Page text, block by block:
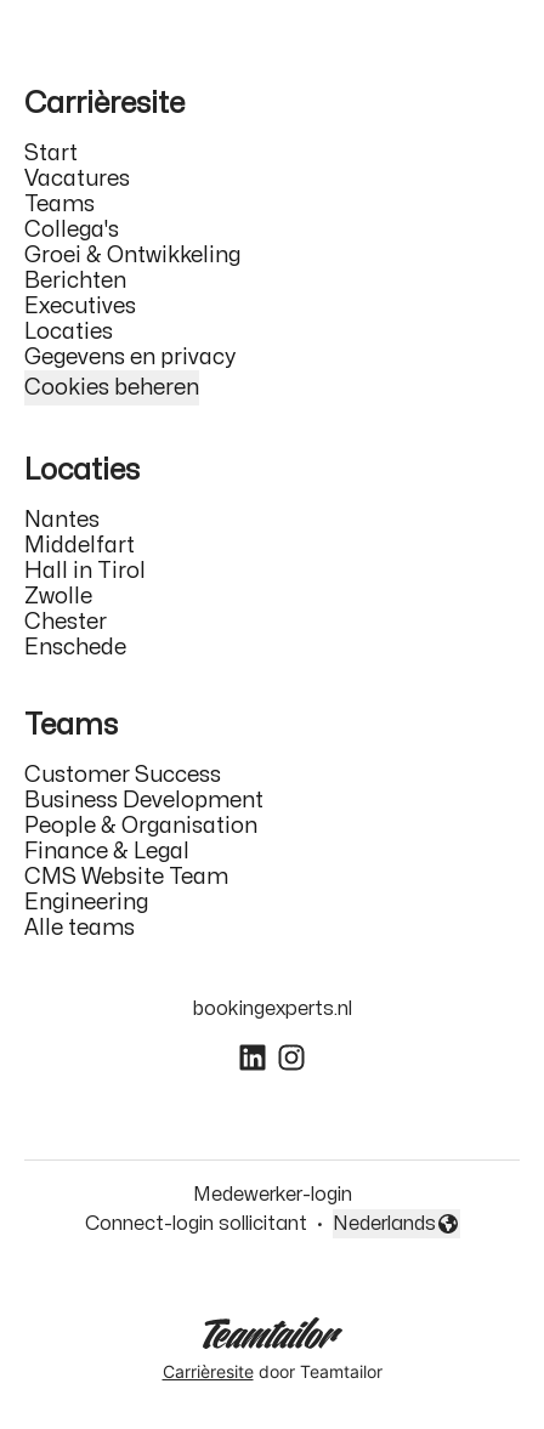
Carrièresite
Start
Vacatures
Teams
Collega's
Groei & Ontwikkeling
Berichten
Executives
Locaties
Gegevens en privacy
Cookies beheren
Locaties
Nantes
Middelfart
Hall in Tirol
Zwolle
Chester
Enschede
Teams
Customer Success
Business Development
People & Organisation
Finance & Legal
CMS Website Team
Engineering
Alle teams
bookingexperts.nl
Medewerker-login
Connect-login sollicitant
·
Taal wijzigen
Nederlands
Carrièresitedoor Teamtailor